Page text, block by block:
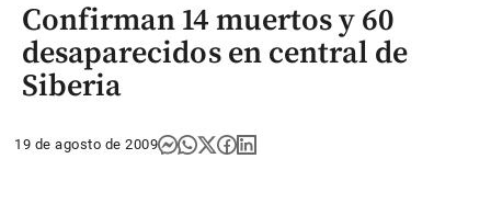
Confirman 14 muertos y 60
desaparecidos en central de
Siberia
19 de agosto de 2009